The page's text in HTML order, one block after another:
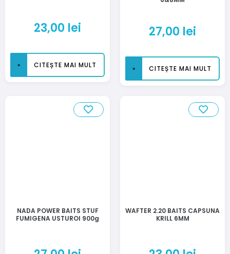
23,00 lei
CITEȘTE MAI MULT
27,00 lei
CITEȘTE MAI MULT
NADA POWER BAITS STUF
FUMIGENA USTUROI 900g
WAFTER 2.20 BAITS CAPSUNA
KRILL 6MM